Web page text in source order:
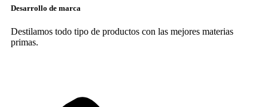
Desarrollo de marca
Destilamos todo tipo de productos con las mejores materias
primas.